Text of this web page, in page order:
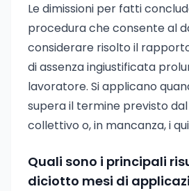
Le dimissioni per fatti
procedura che consente al
considerare risolto il
di assenza ingiustificata
lavoratore. Si applicano
supera il termine previsto
collettivo o, in mancanza, i
Quali sono i principali
diciotto mesi di